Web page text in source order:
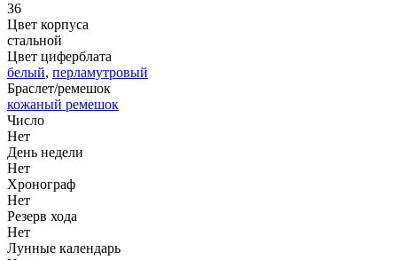
36
Цвет корпуса
стальной
Цвет циферблата
белый, перламутровый
Браслет/ремешок
кожаный ремешок
Число
Нет
День недели
Нет
Хронограф
Нет
Резерв хода
Нет
Лунные календарь